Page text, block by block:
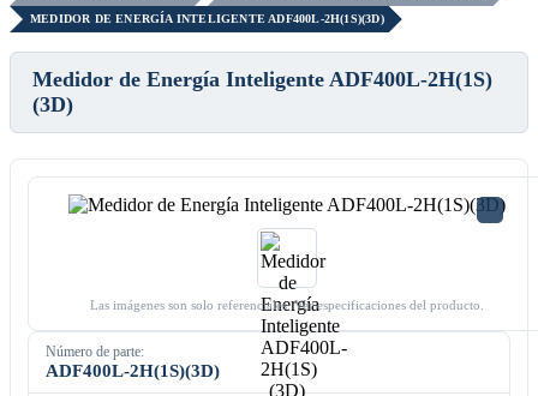
MEDIDOR DE ENERGÍA INTELIGENTE ADF400L-2H(1S)(3D)
Medidor de Energía Inteligente ADF400L-2H(1S)
(3D)
Las imágenes son solo referenciales. Ver especificaciones del producto.
Número de parte:
ADF400L-2H(1S)(3D)